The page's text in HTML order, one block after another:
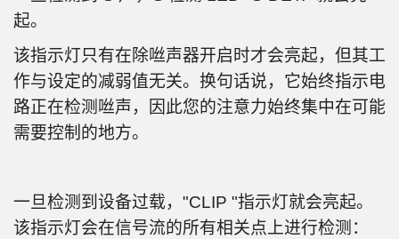
起。
该指示灯只有在除咝声器开启时才会亮起，但其工
作与设定的减弱值无关。换句话说，它始终指示电
路正在检测咝声，因此您的注意力始终集中在可能
需要控制的地方。
一旦检测到设备过载，"CLIP "指示灯就会亮起。
该指示灯会在信号流的所有相关点上进行检测：